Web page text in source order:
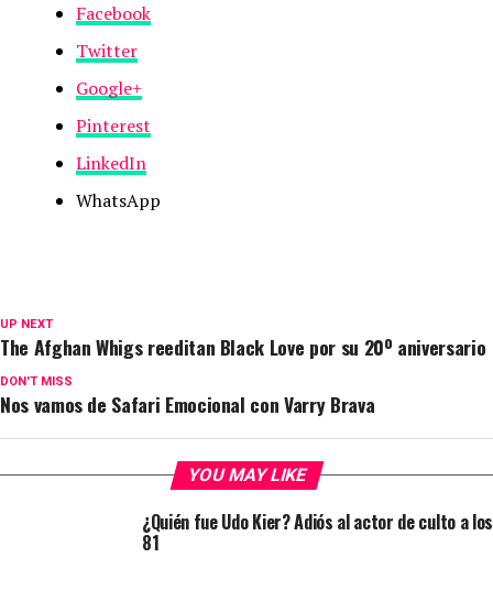
Facebook
Twitter
Google+
Pinterest
LinkedIn
WhatsApp
UP NEXT
The Afghan Whigs reeditan Black Love por su 20º aniversario
DON'T MISS
Nos vamos de Safari Emocional con Varry Brava
YOU MAY LIKE
¿Quién fue Udo Kier? Adiós al actor de culto a los
81